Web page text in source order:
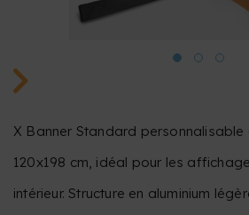
X Banner Standard personnalisable
120x198 cm, idéal pour les
intérieur. Structure en aluminium